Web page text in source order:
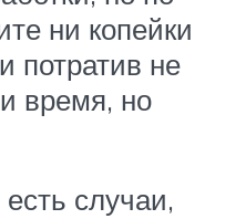
ни копейки
потратив не
время, но
случаи,